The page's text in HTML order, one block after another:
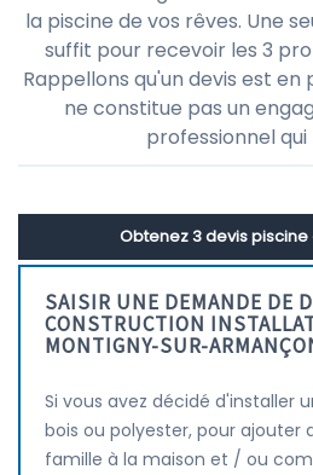
la piscine de vos rêves. Une
suffit pour recevoir les 3
Rappellons qu'un devis est
ne constitue pas un
professionnel qui
Obtenez 3 devis piscine
SAISIR UNE DEMANDE DE
CONSTRUCTION
MONTIGNY-SUR-
Si vous avez décidé d'installer
bois ou polyester, pour ajouter
famille à la maison et / ou